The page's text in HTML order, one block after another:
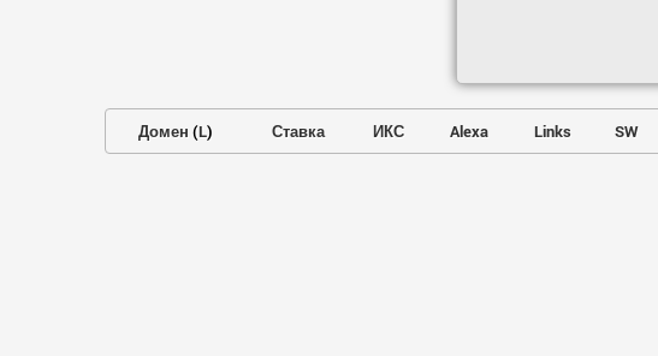
Домен (L) Ставка ИКС Alexa Links SW